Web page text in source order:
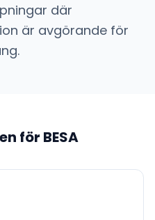
där
är avgörande för
för BESA